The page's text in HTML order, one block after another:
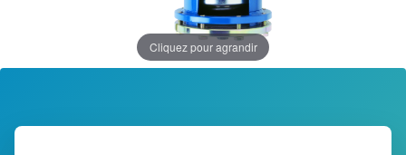
Cliquez pour agrandir